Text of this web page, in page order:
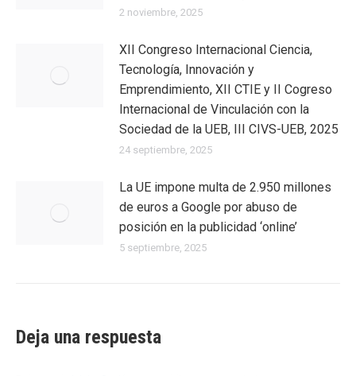
2 noviembre, 2025
XII Congreso Internacional Ciencia,
Tecnología, Innovación y
Emprendimiento, XII CTIE y II Cogreso
Internacional de Vinculación con la
Sociedad de la UEB, III CIVS-UEB, 2025
24 septiembre, 2025
La UE impone multa de 2.950 millones
de euros a Google por abuso de
posición en la publicidad ‘online’
5 septiembre, 2025
Deja una respuesta